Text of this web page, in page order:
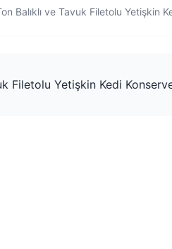
Balıklı ve Tavuk Filetolu Yetişkin